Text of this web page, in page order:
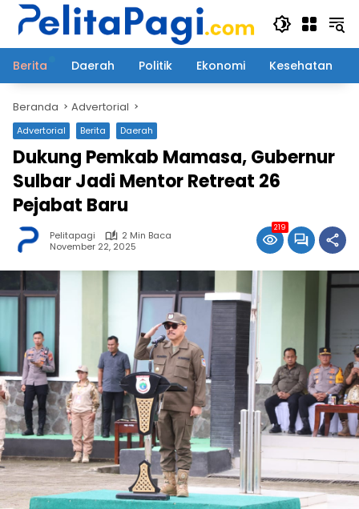
Langsung
Berita
Daerah Politik Ekonomi Kesehatan
Beranda Advertorial
Advertorial Berita Daerah
Dukung Pemkab Mamasa, Gubernur
Sulbar Jadi Mentor Retreat 26
Pejabat Baru
Pelitapagi
2 Min Baca
November 22, 2025
219